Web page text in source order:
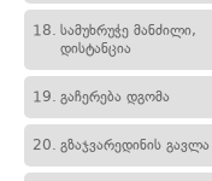
18. სამუხრუჭე მანძილი,
დისტანცია
19. გაჩერება დგომა
20. გზაჯვარედინის გავლა